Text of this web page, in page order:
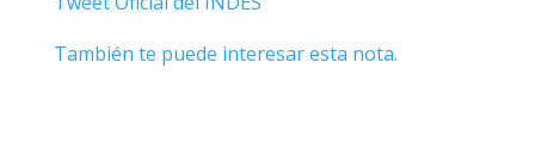
También te puede interesar esta nota.